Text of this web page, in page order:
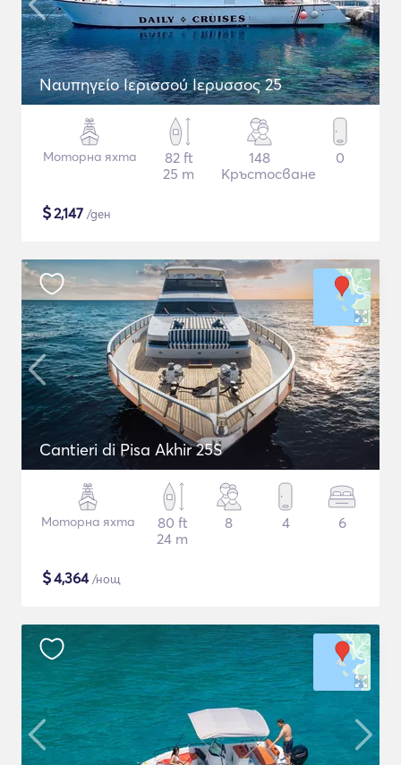
Ναυπηγείο Ιερισσού Ιερυσσος 25
Моторна яхта
82 ft
25 m
148
Кръстосване
0
$2,147 /ден
Cantieri di Pisa Akhir 25S
Моторна яхта
80 ft
24 m
8 4 6
$4,364/нощ